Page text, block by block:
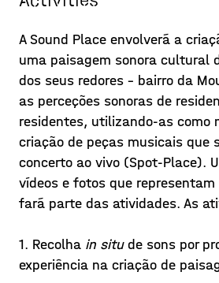
Sociais e Humanas da
Nova de Lisboa e o Projecto
organizaram “A Sound
concerto-instalação
Posted on 21/01/16
Learn more >
A Sound Place envolverá a
uma paisagem sonora cultural
dos seus redores - bairro da
as perceções sonoras de
residentes, utilizando-as como
criação de peças musicais que
concerto ao vivo (Spot-Place).
vídeos e fotos que
fará parte das atividades. As
1. Recolha in situde sons por
experiência na criação de